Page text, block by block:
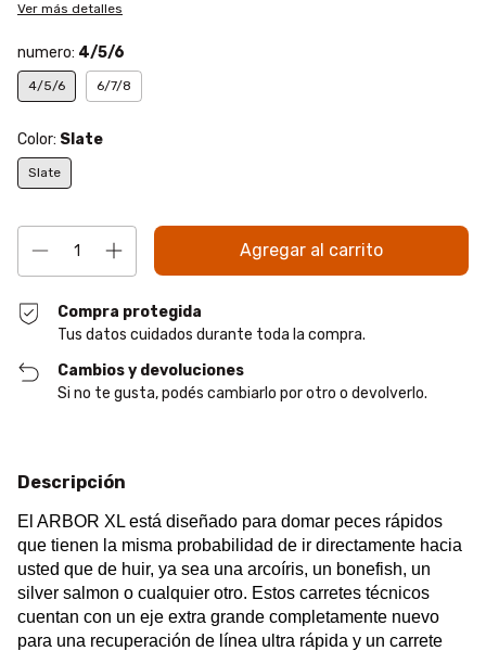
Ver más detalles
numero: 4/5/6
4/5/6 6/7/8
Color: Slate
Slate
Compra protegida
Tus datos cuidados durante toda la compra.
Cambios y devoluciones
Si no te gusta, podés cambiarlo por otro o devolverlo.
Descripción
El ARBOR XL está diseñado para domar peces rápidos
que tienen la misma probabilidad de ir directamente hacia
usted que de huir, ya sea una arcoíris, un bonefish, un
silver salmon o cualquier otro. Estos carretes técnicos
cuentan con un eje extra grande completamente nuevo
para una recuperación de línea ultra rápida y un carrete